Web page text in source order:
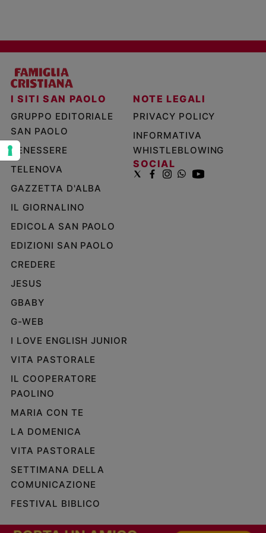
Bioetica
Riflessioni
Foto
Podcast
Privacy
Policy
Contatti
Pubblicità
Registrati
Redazione
Social
I SITI SAN PAOLO
GRUPPO EDITORIALE
SAN PAOLO
BENESSERE
TELENOVA
GAZZETTA D'ALBA
IL GIORNALINO
EDICOLA SAN PAOLO
EDIZIONI SAN PAOLO
CREDERE
JESUS
GBABY
G-WEB
I LOVE ENGLISH JUNIOR
VITA PASTORALE
IL COOPERATORE
PAOLINO
MARIA CON TE
LA DOMENICA
VITA PASTORALE
SETTIMANA DELLA
COMUNICAZIONE
FESTIVAL BIBLICO
NOTE LEGALI
PRIVACY POLICY
INFORMATIVA
WHISTLEBLOWING
SOCIAL